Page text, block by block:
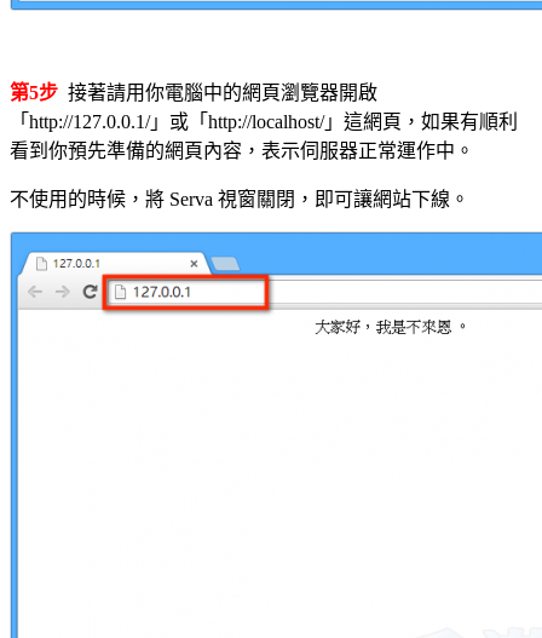
第5步 接著請用你電腦中的網頁瀏覽器開啟
「http://127.0.0.1/」或「http://localhost/」這網頁，如果有順利
看到你預先準備的網頁內容，表示伺服器正常運作中。
不使用的時候，將 Serva 視窗關閉，即可讓網站下線。